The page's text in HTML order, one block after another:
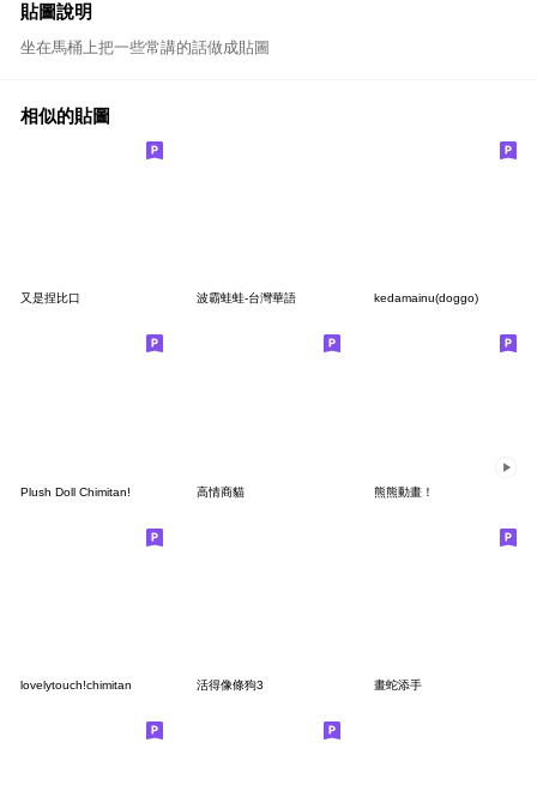
貼圖說明
坐在馬桶上把一些常講的話做成貼圖
相似的貼圖
又是捏比口 波霸蛙蛙-台灣華語 kedamainu(doggo)
Plush Doll Chimitan! 高情商貓 熊熊動畫！
lovelytouch!chimitan 活得像條狗3 畫蛇添手